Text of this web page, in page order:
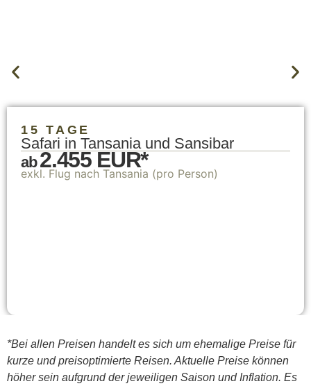
15 TAGE
Safari in Tansania und Sansibar
ab2.455 EUR*
exkl. Flug nach Tansania (pro Person)
*Bei allen Preisen handelt es sich um ehemalige Preise für
kurze und preisoptimierte Reisen. Aktuelle Preise können
höher sein aufgrund der jeweiligen Saison und Inflation. Es